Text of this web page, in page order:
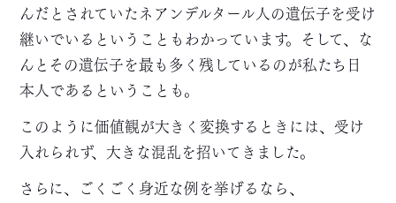
んだとされていたネアンデルタール人の遺伝子を受け
継いでいるということもわかっています。そして、な
んとその遺伝子を最も多く残しているのが私たち日
本人であるということも。
このように価値観が大きく変換するときには、受け
入れられず、大きな混乱を招いてきました。
さらに、ごくごく身近な例を挙げるなら、